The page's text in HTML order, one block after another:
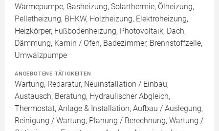
Wärmepumpe, Gasheizung, Solarthermie, Ölheizung,
Pelletheizung, BHKW, Holzheizung, Elektroheizung,
Heizkörper, Fußbodenheizung, Photovoltaik, Dach,
Dämmung, Kamin / Ofen, Badezimmer, Brennstoffzelle,
Umwälzpumpe
ANGEBOTENE TÄTIGKEITEN
Wartung, Reparatur, Neuinstallation / Einbau,
Austausch, Beratung, Hydraulischer Abgleich,
Thermostat, Anlage & Installation, Aufbau / Auslegung,
Reinigung / Wartung, Planung / Berechnung, Wartung /